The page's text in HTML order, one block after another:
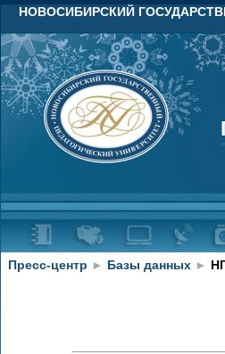
НОВОСИБИРСКИЙ
Пресс-центр ► Базы данных ►